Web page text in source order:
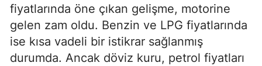
fiyatlarında öne çıkan gelişme, motorine
gelen zam oldu. Benzin ve LPG fiyatlarında
ise kısa vadeli bir istikrar sağlanmış
durumda. Ancak döviz kuru, petrol fiyatları